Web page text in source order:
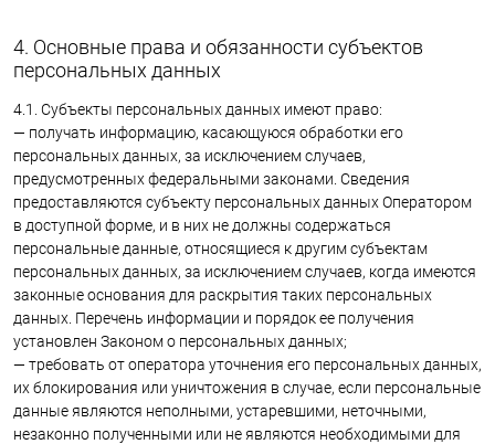
4. Основные права и обязанности субъектов
персональных данных
4.1. Субъекты персональных данных имеют право:
— получать информацию, касающуюся обработки его
персональных данных, за исключением случаев,
предусмотренных федеральными законами. Сведения
предоставляются субъекту персональных данных Оператором
в доступной форме, и в них не должны содержаться
персональные данные, относящиеся к другим субъектам
персональных данных, за исключением случаев, когда имеются
законные основания для раскрытия таких персональных
данных. Перечень информации и порядок ее получения
установлен Законом о персональных данных;
— требовать от оператора уточнения его персональных данных,
их блокирования или уничтожения в случае, если персональные
данные являются неполными, устаревшими, неточными,
незаконно полученными или не являются необходимыми для